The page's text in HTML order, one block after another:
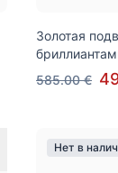
Золотая
585.00 €
Нет в